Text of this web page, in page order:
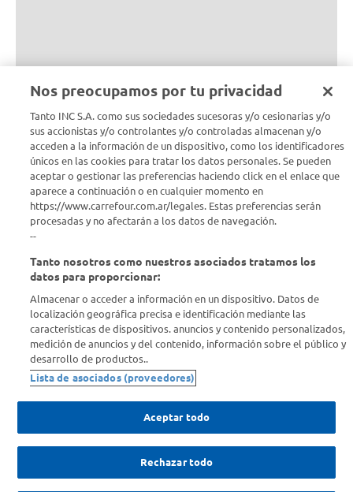
Nos preocupamos por tu privacidad
Tanto INC S.A. como sus sociedades sucesoras y/o cesionarias y/o
sus accionistas y/o controlantes y/o controladas almacenan y/o
acceden a la información de un dispositivo, como los identificadores
únicos en las cookies para tratar los datos personales. Se pueden
aceptar o gestionar las preferencias haciendo click en el enlace que
aparece a continuación o en cualquier momento en
https://www.carrefour.com.ar/legales. Estas preferencias serán
procesadas y no afectarán a los datos de navegación.
--
Tanto nosotros como nuestros asociados tratamos los
datos para proporcionar:
Almacenar o acceder a información en un dispositivo. Datos de
localización geográfica precisa e identificación mediante las
características de dispositivos. anuncios y contenido personalizados,
medición de anuncios y del contenido, información sobre el público y
desarrollo de productos..
Lista de asociados (proveedores)
Aceptar todo
Rechazar todo